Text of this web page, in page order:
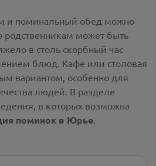
и поминальный обед можно
родственникам может быть
в столь скорбный час
блюд. Кафе или столовая
вариантом, особенно для
людей. В разделе
в которых возможна
поминок в Юрье.